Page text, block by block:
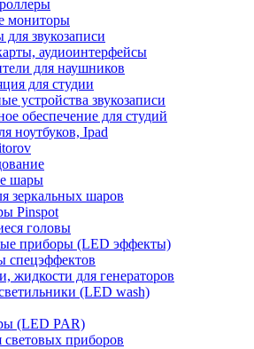
мониторы
звукозаписи
аудиоинтерфейсы
для наушников
для студии
устройства звукозаписи
обеспечение для студий
ноутбуков, Ipad
шары
зеркальных шаров
Pinspot
головы
приборы (LED эффекты)
спецэффектов
жидкости для генераторов
(LED wash)
(LED PAR)
приборов